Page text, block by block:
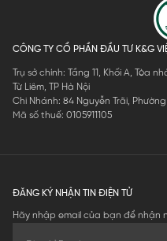
CÔNG TY CỔ PHẦN ĐẦU TƯ K&G
Trụ sở chính: Tầng 11, Khối A, Tòa
Từ Liêm, TP Hà Nội
Chi Nhánh: 84 Nguyễn Trãi,
Mã số thuế: 0105911105
ĐĂNG KÝ NHẬN TIN ĐIỆN TỬ
Hãy nhập email của bạn để nhận